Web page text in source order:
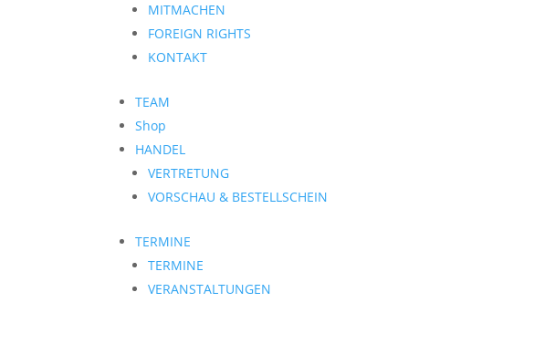
MITMACHEN
FOREIGN RIGHTS
KONTAKT
TEAM
Shop
HANDEL
VERTRETUNG
VORSCHAU & BESTELLSCHEIN
TERMINE
TERMINE
VERANSTALTUNGEN